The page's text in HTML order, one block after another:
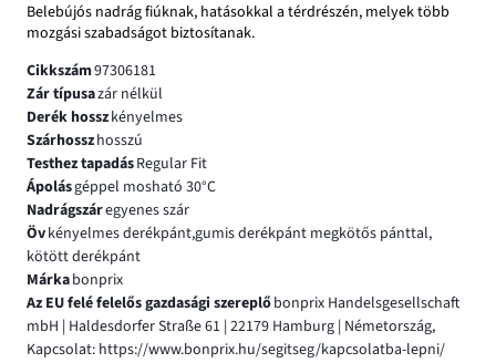
Belebújós nadrág fiúknak, hatásokkal a térdrészén, melyek több
mozgási szabadságot biztosítanak.
Cikkszám97306181
Zár típusazár nélkül
Derék hosszkényelmes
Szárhosszhosszú
Testhez tapadásRegular Fit
Ápolásgéppel mosható 30°C
Nadrágszáregyenes szár
Övkényelmes derékpánt,gumis derékpánt megkötős pánttal,
kötött derékpánt
Márkabonprix
Az EU felé felelős gazdasági szereplőbonprix Handelsgesellschaft
mbH | Haldesdorfer Straße 61 | 22179 Hamburg | Németország,
Kapcsolat: https://www.bonprix.hu/segitseg/kapcsolatba-lepni/